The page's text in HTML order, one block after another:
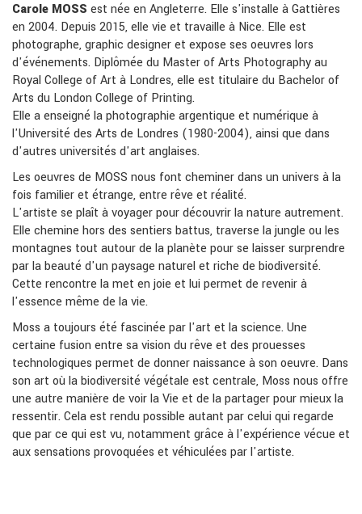
Carole MOSS est née en Angleterre. Elle s'installe à Gattières
en 2004. Depuis 2015, elle vie et travaille à Nice. Elle est
photographe, graphic designer et expose ses oeuvres lors
d'événements. Diplômée du Master of Arts Photography au
Royal College of Art à Londres, elle est titulaire du Bachelor of
Arts du London College of Printing.
Elle a enseigné la photographie argentique et numérique à
l'Université des Arts de Londres (1980-2004), ainsi que dans
d'autres universités d'art anglaises.
Les oeuvres de MOSS nous font cheminer dans un univers à la
fois familier et étrange, entre rêve et réalité.
L'artiste se plaît à voyager pour découvrir la nature autrement.
Elle chemine hors des sentiers battus, traverse la jungle ou les
montagnes tout autour de la planète pour se laisser surprendre
par la beauté d'un paysage naturel et riche de biodiversité.
Cette rencontre la met en joie et lui permet de revenir à
l'essence même de la vie.
Moss a toujours été fascinée par l'art et la science. Une
certaine fusion entre sa vision du rêve et des prouesses
technologiques permet de donner naissance à son oeuvre. Dans
son art où la biodiversité végétale est centrale, Moss nous offre
une autre manière de voir la Vie et de la partager pour mieux la
ressentir. Cela est rendu possible autant par celui qui regarde
que par ce qui est vu, notamment grâce à l'expérience vécue et
aux sensations provoquées et véhiculées par l'artiste.